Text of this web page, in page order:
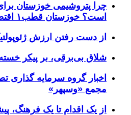
چرا پتروشیمی خوزستان
است؟ خوزستان قطب۱ اقتصاد
از دست رفتن ارزش
شلاق‌ بی‌برقی، بر پیکر
مجمع «وسپهر»
از یک اقدام تا یک فرهنگ،